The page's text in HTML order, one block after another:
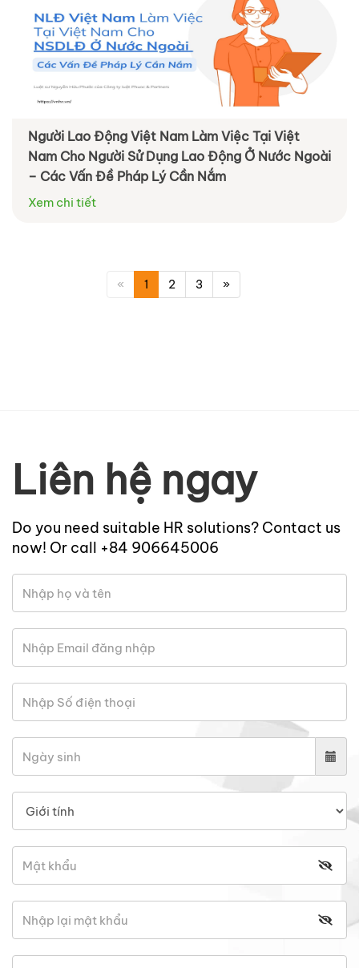
Người Lao Động Việt Nam Làm Việc Tại Việt
Nam Cho Người Sử Dụng Lao Động Ở Nước Ngoài
– Các Vấn Đề Pháp Lý Cần Nắm
Xem chi tiết
« 1 2 3 »
Liên hệ ngay
Do you need suitable HR solutions? Contact us
now! Or call +84 906645006